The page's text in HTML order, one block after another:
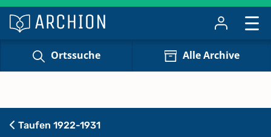
Ortssuche Alle Archive
Taufen 1922-1931